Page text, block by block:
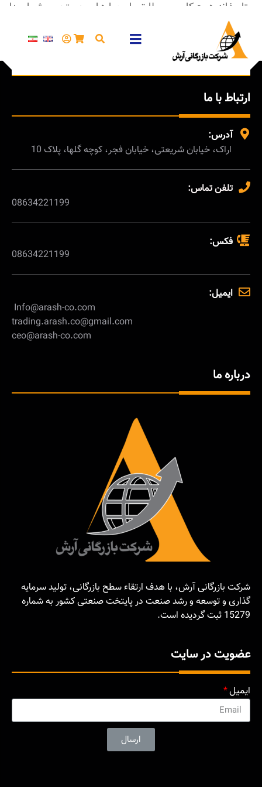
متاسفانه هیچ کاربری مطابق با معیارهای جستجوی شما پیدا
ارتباط با ما
آدرس:
اراک، خیابان شریعتی، خیابان فجر، کوچه گلها، پلاک 10
تلفن تماس:
08634221199
فکس:
08634221199
ایمیل:
Info@arash-co.com
trading.arash.co@gmail.com
ceo@arash-co.com
درباره ما
شرکت بازرگانی آرش، با هدف ارتقاء سطح بازرگانی، تولید سرمایه
گذاری و توسعه و رشد صنعت در پایتخت صنعتی کشور به شماره
15279 ثبت گردیده است.
عضویت در سایت
ایمیل
ارسال